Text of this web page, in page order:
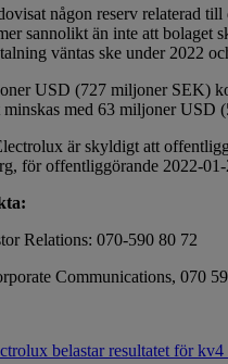
någon reserv relaterad
sannolikt än inte att bolaget
väntas ske under 2022
USD (727 miljoner SEK)
minskas med 63 miljoner
är skyldigt att
för offentliggörande 2022-
Relations: 070-590 80 72
Communications, 070
belastar resultatet för